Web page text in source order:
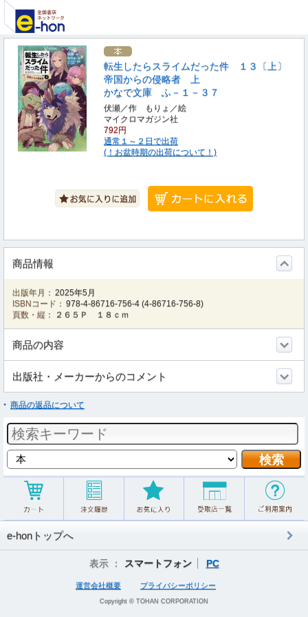
転生したらスライムだった件 １３〔上〕
帝国からの侵略者 上
かなで文庫 ふ－１－３７
伏瀬／作 もりょ／絵
マイクロマガジン社
792円
通常１～２日で出荷
(！お盆時期の出荷について！)
商品情報
出版年月： 2025年5月
ISBNコード： 978-4-86716-756-4 (4-86716-756-8)
頁数・縦：
２６５Ｐ １８ｃｍ
商品の内容
出版社・メーカーからのコメント
商品の返品について
e-honトップへ
表示 ： スマートフォン PC
運営会社概要 プライバシーポリシー
Copyright © TOHAN CORPORATION